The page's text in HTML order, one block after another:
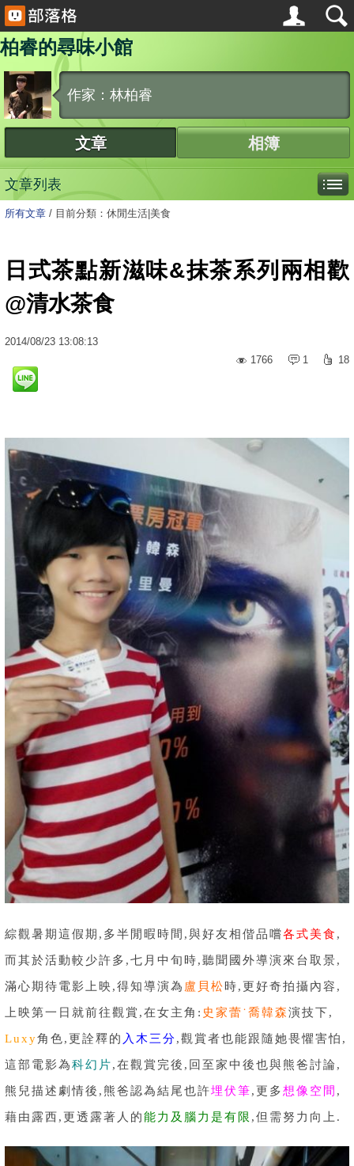
柏睿的尋味小館
作家：林柏睿
文章 相簿
文章列表
所有文章 / 目前分類：休閒生活|美食
日式茶點新滋味&抹茶系列兩相歡
@清水茶食
2014/08/23 13:08:13
1766
1 18
綜觀暑期這假期,多半閒暇時間,與好友相偕品嚐各式美食 ,
而其於活動較少許多,七月中旬時,聽聞國外導演來台取景,
滿心期待電影上映,得知導演為 盧貝松 時,更好奇拍攝內容,
上映第一日就前往觀賞,在女主角: 史家蕾˙喬韓森演技下,
Luxy角色,更詮釋的 入木三分,觀賞者也能跟隨她畏懼害怕,
這部電影為科幻片,在觀賞完後,回至家中後也與熊爸討論,
熊兒描述劇情後,熊爸認為結尾也許埋伏筆,更多想像空間 ,
藉由露西,更透露著人的能力及腦力是有限 ,但需努力向上.